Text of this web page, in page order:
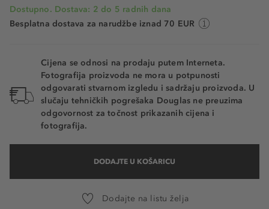
Dostupno. Dostava: 2 do 5 radnih dana
Besplatna dostava za narudžbe iznad 70 EUR
Cijena se odnosi na prodaju putem Interneta.
Fotografija proizvoda ne mora u potpunosti
odgovarati stvarnom izgledu i sadržaju proizvoda. U
slučaju tehničkih pogrešaka Douglas ne preuzima
odgovornost za točnost prikazanih cijena i
fotografija.
DODAJTE U KOŠARICU
Dodajte na listu želja